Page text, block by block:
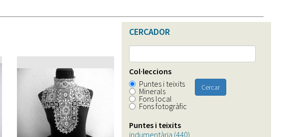
CERCADOR
Col·leccions
Puntes i teixits
Minerals
Fons local
Fons fotogràfic
Cercar
Puntes i teixits
indumentària (440)